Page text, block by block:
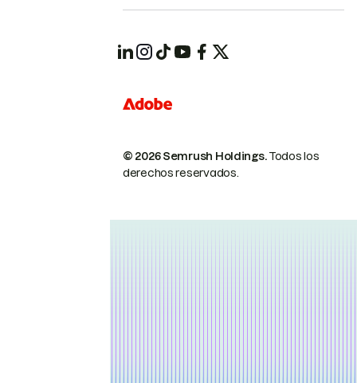
© 2026 Semrush Holdings.Todos los
derechos reservados.